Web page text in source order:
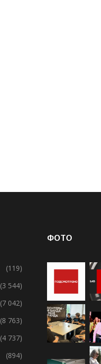
(119)
(3 544)
(7 042)
(8 763)
(4 737)
(894)
ФОТО